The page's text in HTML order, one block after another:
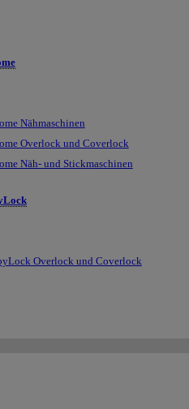
Nähmaschinen
Overlock und Coverlock
Näh- und Stickmaschinen
Overlock und Coverlock